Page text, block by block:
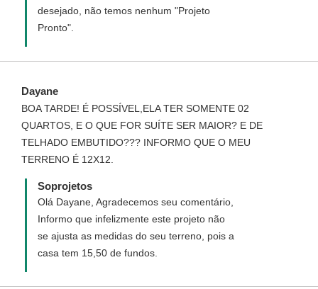
desejado, não temos nenhum "Projeto
Pronto".
Dayane
BOA TARDE! É POSSÍVEL,ELA TER SOMENTE 02
QUARTOS, E O QUE FOR SUÍTE SER MAIOR? E DE
TELHADO EMBUTIDO??? INFORMO QUE O MEU
TERRENO É 12X12.
Soprojetos
Olá Dayane, Agradecemos seu comentário,
Informo que infelizmente este projeto não
se ajusta as medidas do seu terreno, pois a
casa tem 15,50 de fundos.